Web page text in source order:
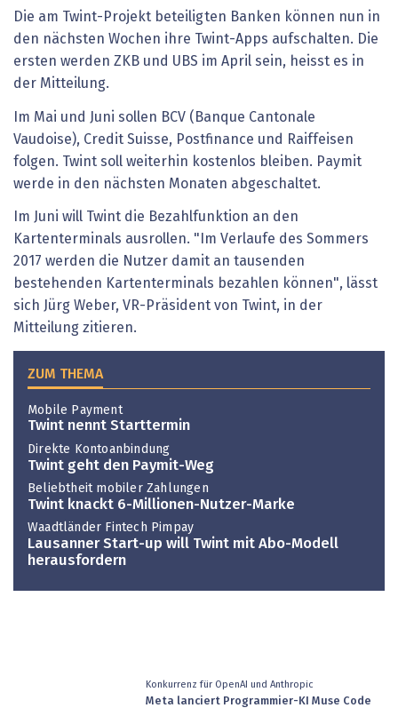
Die am Twint-Projekt beteiligten Banken können nun in
den nächsten Wochen ihre Twint-Apps aufschalten. Die
ersten werden ZKB und UBS im April sein, heisst es in
der Mitteilung.
Im Mai und Juni sollen BCV (Banque Cantonale
Vaudoise), Credit Suisse, Postfinance und Raiffeisen
folgen. Twint soll weiterhin kostenlos bleiben. Paymit
werde in den nächsten Monaten abgeschaltet.
Im Juni will Twint die Bezahlfunktion an den
Kartenterminals ausrollen. "Im Verlaufe des Sommers
2017 werden die Nutzer damit an tausenden
bestehenden Kartenterminals bezahlen können", lässt
sich Jürg Weber, VR-Präsident von Twint, in der
Mitteilung zitieren.
ZUM THEMA
Mobile Payment
Twint nennt Starttermin
Direkte Kontoanbindung
Twint geht den Paymit-Weg
Beliebtheit mobiler Zahlungen
Twint knackt 6-Millionen-Nutzer-Marke
Waadtländer Fintech Pimpay
Lausanner Start-up will Twint mit Abo-Modell
herausfordern
Konkurrenz für OpenAI und Anthropic
Meta lanciert Programmier-KI Muse Code